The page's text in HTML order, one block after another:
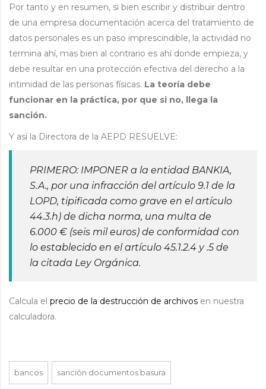
Por tanto y en resumen, si bien escribir y distribuir dentro
de una empresa documentación acerca del tratamiento de
datos personales es un paso imprescindible, la actividad no
termina ahí, mas bien al contrario es ahí donde empieza, y
debe resultar en una protección efectiva del derecho a la
intimidad de las personas físicas. La teoría debe
funcionar en la práctica, por que si no, llega la
sanción.
Y así la Directora de la AEPD RESUELVE:
PRIMERO: IMPONER a la entidad BANKIA,
S.A., por una infracción del artículo 9.1 de la
LOPD, tipificada como grave en el artículo
44.3.h) de dicha norma, una multa de
6.000 € (seis mil euros) de conformidad con
lo establecido en el artículo 45.1.2.4 y .5 de
la citada Ley Orgánica.
Calcula el precio de la destrucción de archivos en nuestra
calculadora.
bancos sanción documentos basura